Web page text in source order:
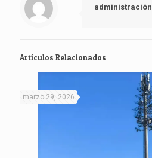
administración
Artículos Relacionados
marzo 29, 2026